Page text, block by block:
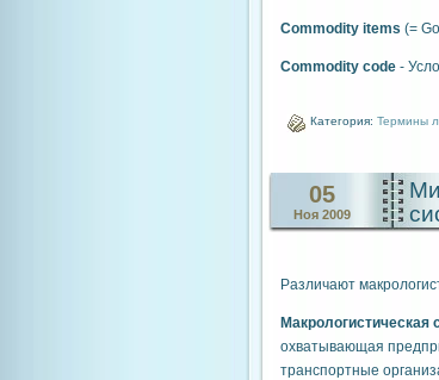
Commodity items (=
Commodity code -
Категория: Термины
05
Ноя 2009
Различают
Макрологистическая
охватывающая
транспортные